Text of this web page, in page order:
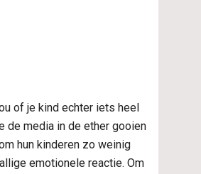
of je kind echter iets heel
de media in de ether gooien
hun kinderen zo weinig
emotionele reactie. Om